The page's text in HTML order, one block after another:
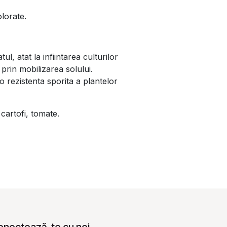
atat la infiintarea culturilor
mobilizarea solului.
rezistenta sporita a plantelor
tomate.